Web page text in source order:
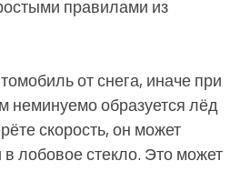
правилами из
от снега, иначе при
неминуемо образуется лёд
скорость, он может
лобовое стекло. Это может